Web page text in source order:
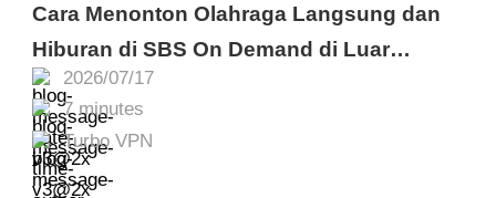
2026/07/17
7 minutes
Turbo VPN
Cara Menonton Olahraga Langsung dan
Hiburan di SBS On Demand di Luar
Australia